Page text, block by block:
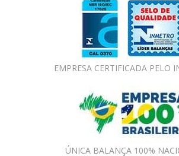
EMPRESA CERTIFICADA PELO
ÚNICA BALANÇA 100%